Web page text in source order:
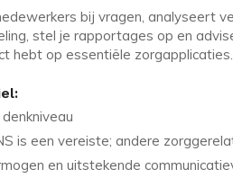
bij vragen, analyseert
stel je rapportages op en
hebt op essentiële zorgapplicaties.
is een vereiste; andere
en uitstekende